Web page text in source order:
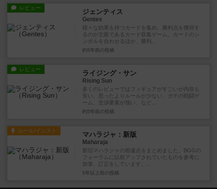
レビュー ジェンティス
Gentes
様々な効果を持つカードを集め、勝利点を獲得す
るのが主眼であるカード収集ゲーム。カードのシ
ンボルを合わせるほか、勝利...
約5年前 の投稿
レビュー ライジング・サン
Rising Sun
多くのレビューではフィギュアがすごいが内容も
良い、思ったよりルールが少ない、ガチの戦闘ゲ
ーム、交渉要素が強い、など...
約5年前 の投稿
ルール/インスト マハラジャ：新版
Maharaja
新旧マハラジャの相違点をまとめました。BGGの
フォーラムに以前アップされていたものを参考に
加筆、訂正をしています。...
5年以上前 の投稿